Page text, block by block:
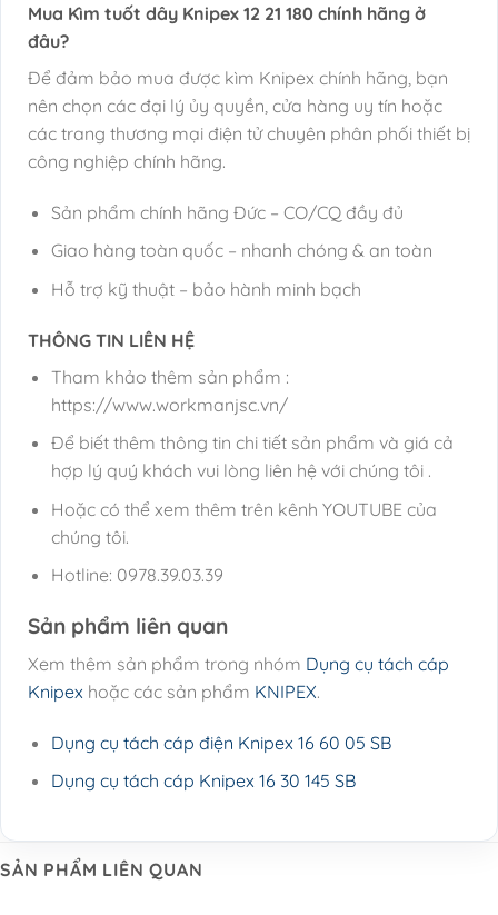
Mua Kìm tuốt dây Knipex 12 21 180 chính hãng ở
đâu?
Để đảm bảo mua được kìm Knipex chính hãng, bạn
nên chọn các đại lý ủy quyền, cửa hàng uy tín hoặc
các trang thương mại điện tử chuyên phân phối thiết bị
công nghiệp chính hãng.
Sản phẩm chính hãng Đức – CO/CQ đầy đủ
Giao hàng toàn quốc – nhanh chóng & an toàn
Hỗ trợ kỹ thuật – bảo hành minh bạch
THÔNG TIN LIÊN HỆ
Tham khảo thêm sản phẩm :
https://www.workmanjsc.vn/
Để biết thêm thông tin chi tiết sản phẩm và giá cả
hợp lý quý khách vui lòng liên hệ với chúng tôi .
Hoặc có thể xem thêm trên kênh YOUTUBE của
chúng tôi.
Hotline: 0978.39.03.39
Sản phẩm liên quan
Xem thêm sản phẩm trong nhóm Dụng cụ tách cáp
Knipex hoặc các sản phẩm KNIPEX.
Dụng cụ tách cáp điện Knipex 16 60 05 SB
Dụng cụ tách cáp Knipex 16 30 145 SB
SẢN PHẨM LIÊN QUAN